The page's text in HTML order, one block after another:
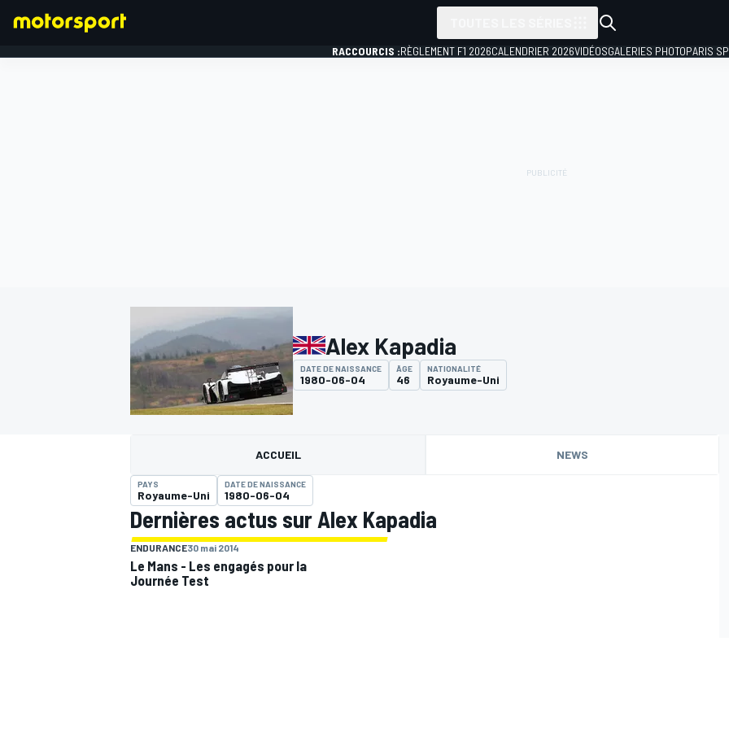
MOTOGP
RACCOURCIS :RÈGLEMENT F1 2026CALENDRIER 2026VIDÉOSGALERIES PHOTOPARIS
Alex Kapadia
DATE DE NAISSANCE
1980-06-04
ÂGE
46
NATIONALITÉ
Royaume-Uni
ACCUEIL NEWS
PAYS
Royaume-Uni
DATE DE NAISSANCE
1980-06-04
Dernières actus sur Alex Kapadia
ENDURANCE30 mai 2014
Le Mans - Les engagés pour la
Journée Test